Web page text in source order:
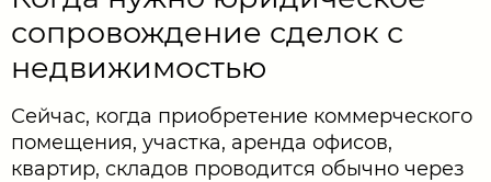
сопровождение сделок с
недвижимостью
Сейчас, когда приобретение коммерческого
помещения, участка, аренда офисов,
квартир, складов проводится обычно через